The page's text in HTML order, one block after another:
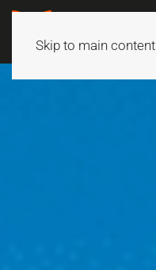
Skip to main content